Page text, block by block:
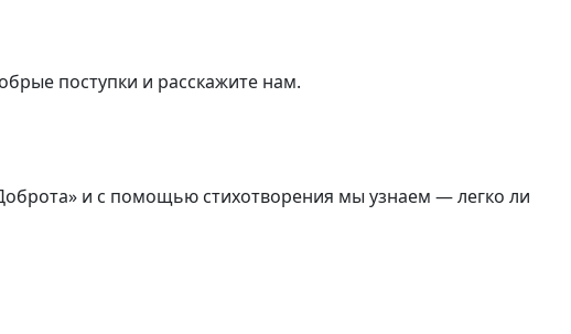
поступки и расскажите нам.
и с помощью стихотворения мы узнаем — легко ли